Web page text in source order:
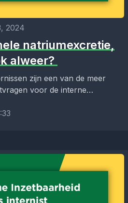
2024
natriumexcretie,
alweer?
zijn een van de meer
voor de interne
de testen die we hier vaak